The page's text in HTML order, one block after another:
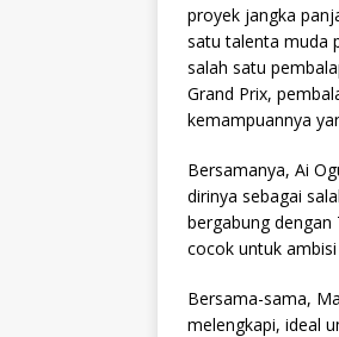
proyek jangka
satu talenta muda
salah satu
Grand Prix,
kemampuannya
Bersamanya, Ai
dirinya sebagai
bergabung
cocok untuk
Bersama-sama,
melengkapi, ideal